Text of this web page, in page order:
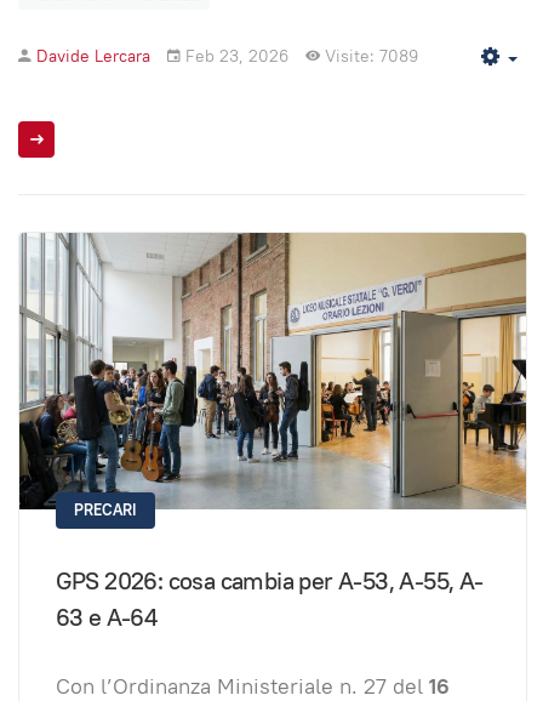
Davide Lercara Feb 23, 2026 Visite: 7089
PRECARI
GPS 2026: cosa cambia per A-53, A-55, A-
63 e A-64
Con l’Ordinanza Ministeriale n. 27 del 16